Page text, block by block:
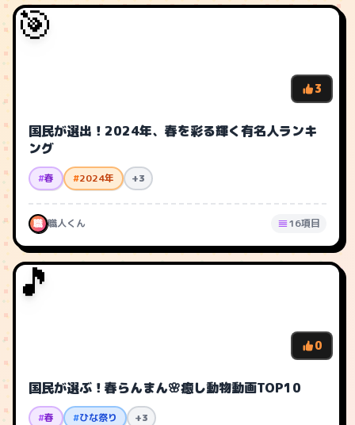
🎯
3
国民が選出！2024年、春を彩る輝く有名人ランキ
ング
#春 #2024年 +3
職 職人くん 16項目
🎵
0
国民が選ぶ！春らんまん🌸癒し動物動画TOP10
#春 #ひな祭り +3